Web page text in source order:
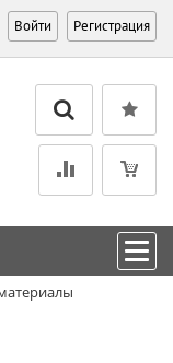
Войти Регистрация